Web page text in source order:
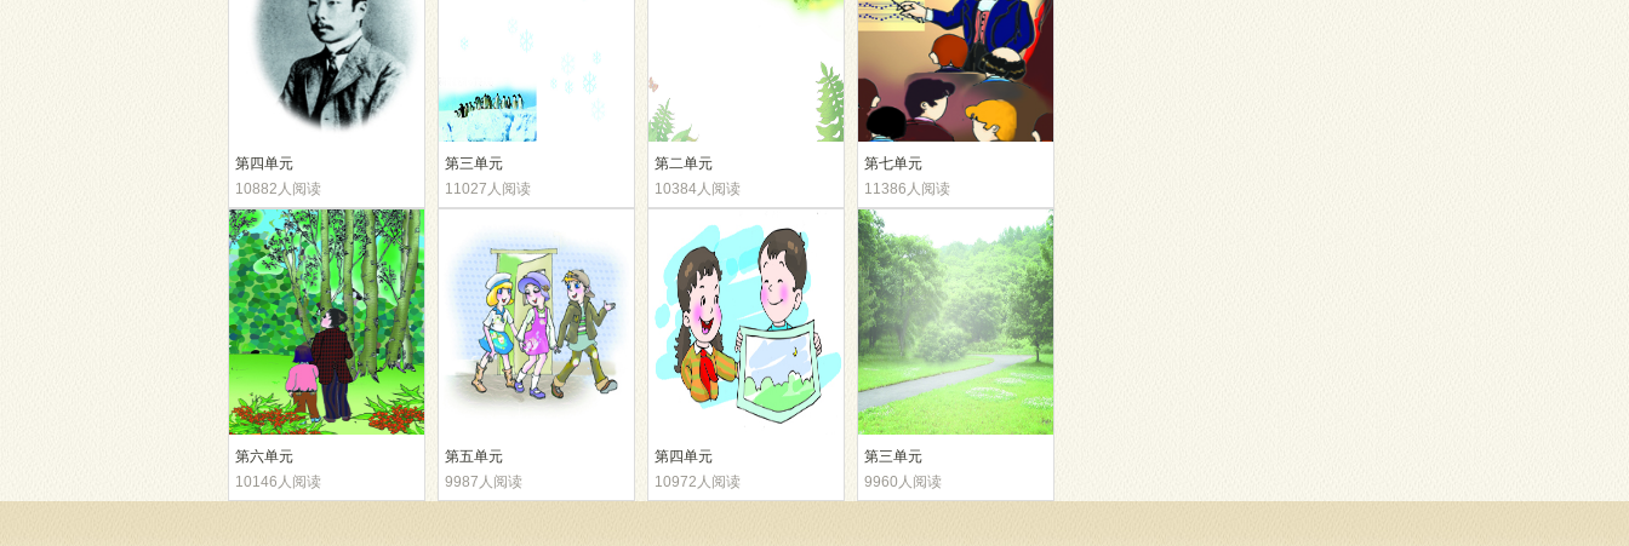
第四单元
10882人阅读
第三单元
11027人阅读
第二单元
10384人阅读
第七单元
11386人阅读
第六单元
10146人阅读
第五单元
9987人阅读
第四单元
10972人阅读
第三单元
9960人阅读